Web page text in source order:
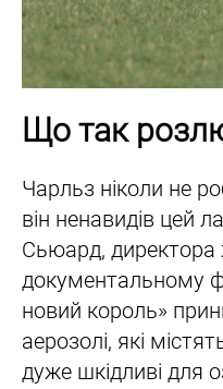
Що так
Чарльз ніколи не
він ненавидів цей
Сьюард, директора
документальному
новий король»
аерозолі, які
дуже шкідливі для